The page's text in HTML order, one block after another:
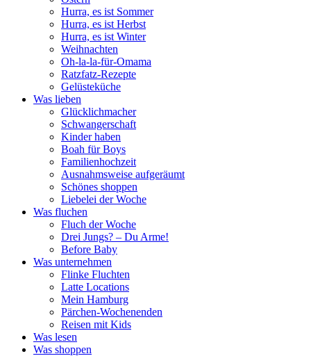
Hurra, es ist Sommer
Hurra, es ist Herbst
Hurra, es ist Winter
Weihnachten
Oh-la-la-für-Omama
Ratzfatz-Rezepte
Gelüsteküche
Was lieben
Glücklichmacher
Schwangerschaft
Kinder haben
Boah für Boys
Familienhochzeit
Ausnahmsweise aufgeräumt
Schönes shoppen
Liebelei der Woche
Was fluchen
Fluch der Woche
Drei Jungs? – Du Arme!
Before Baby
Was unternehmen
Flinke Fluchten
Latte Locations
Mein Hamburg
Pärchen-Wochenenden
Reisen mit Kids
Was lesen
Was shoppen